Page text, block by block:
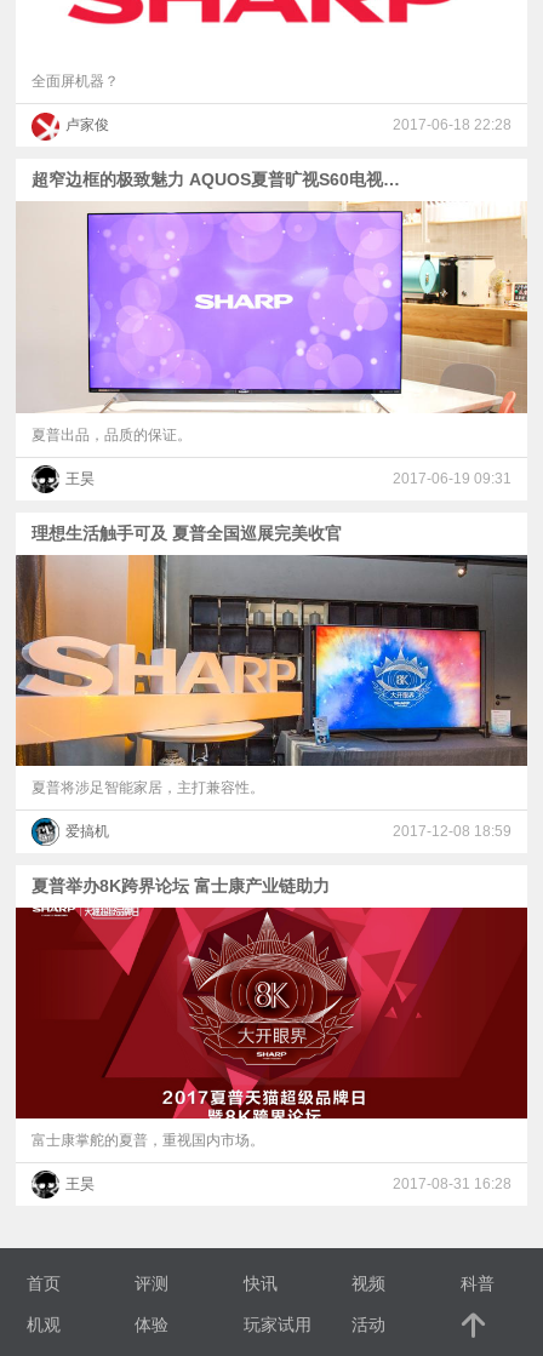
全面屏机器？
卢家俊 2017-06-18 22:28
超窄边框的极致魅力 AQUOS夏普旷视S60电视图赏
夏普出品，品质的保证。
王昊 2017-06-19 09:31
理想生活触手可及 夏普全国巡展完美收官
夏普将涉足智能家居，主打兼容性。
爱搞机 2017-12-08 18:59
夏普举办8K跨界论坛 富士康产业链助力
富士康掌舵的夏普，重视国内市场。
王昊 2017-08-31 16:28
首页 评测 快讯 视频 科普
机观 体验 玩家试用 活动